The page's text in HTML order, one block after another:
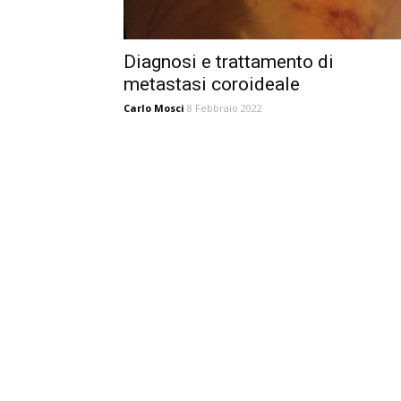
Diagnosi e trattamento di
metastasi coroideale
Carlo Mosci 8 Febbraio 2022